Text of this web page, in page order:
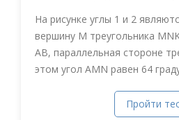
На рисунке углы 1 и 2
вершину М треугольника
АВ, параллельная стороне
этом угол АMN равен 64
Пройти